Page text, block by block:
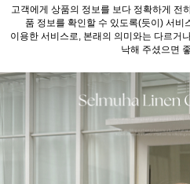
고객에게 상품의 정보를 보다 정확하게 전
품 정보를 확인할 수 있도록(듯이) 서
이용한 서비스로, 본래의 의미와는 다르거
낙해 주셨으면